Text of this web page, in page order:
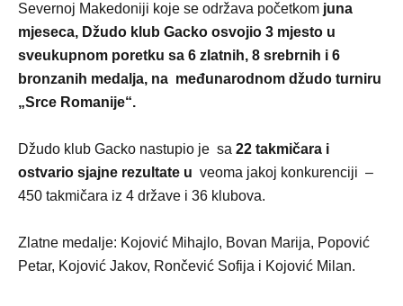
Severnoj Makedoniji koje se održava početkom juna
mjeseca, Džudo klub Gacko osvojio 3 mjesto u
sveukupnom poretku sa 6 zlatnih, 8 srebrnih i 6
bronzanih medalja, na međunarodnom džudo turniru
„Srce Romanije“.
Džudo klub Gacko nastupio je sa 22 takmičara i
ostvario sjajne rezultate u veoma jakoj konkurenciji –
450 takmičara iz 4 države i 36 klubova.
Zlatne medalje: Kojović Mihajlo, Bovan Marija, Popović
Petar, Kojović Jakov, Rončević Sofija i Kojović Milan.